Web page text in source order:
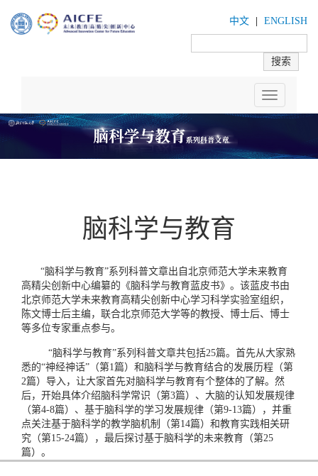
中文 ENGLISH
Toggle
navigation
脑科学与教育
“脑科学与教育”系列科普文章出自北京师范大学未来教育
高精尖创新中心编纂的《脑科学与教育蓝皮书》。该蓝皮书由
北京师范大学未来教育高精尖创新中心学习科学实验室组织，
陈文博士后主编，联合北京师范大学等的教授、博士后、博士
等多位专家重点参与。
“脑科学与教育”系列科普文章共包括25篇。首先从大家熟
悉的“神经神话”（第1篇）和脑科学与教育结合的发展历程（第
2篇）导入，让大家首先对脑科学与教育有个整体的了解。然
后，开始具体介绍脑科学常识（第3篇）、大脑的认知发展规律
（第4-8篇）、基于脑科学的学习发展规律（第9-13篇），并重
点关注基于脑科学的教学脑机制（第14篇）和教育实践相关研
究（第15-24篇），最后探讨基于脑科学的未来教育（第25
篇）。